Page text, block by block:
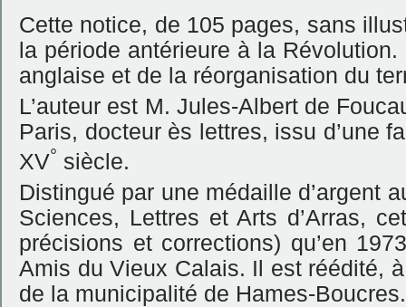
Cette notice, de 105 pages, sans
la période antérieure à la
anglaise et de la réorganisation du
L’auteur est M. Jules-Albert de
Paris, docteur ès lettres, issu d’une
XV° siècle.
Distingué par une médaille d’argent
Sciences, Lettres et Arts d’Arras,
précisions et corrections) qu’en
Amis du Vieux Calais. Il est réédité,
de la municipalité de Hames-Boucres.